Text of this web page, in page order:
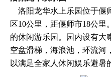
洛阳龙华水上乐园位于偃
区10公里，距偃师市18公
的休闲游乐园。园内设有大
空盆滑梯，海浪池，环流河
以满足全家人休闲娱乐避暑